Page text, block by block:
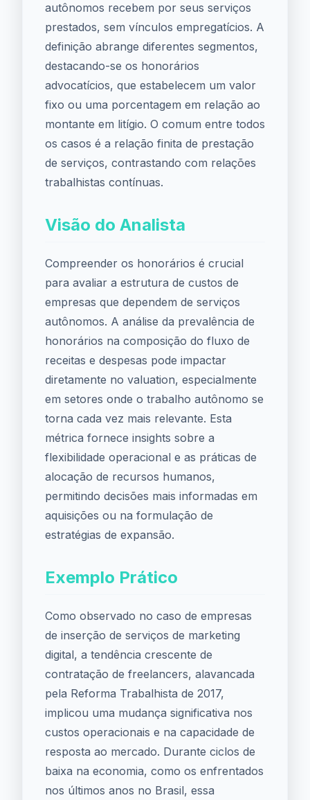
autônomos recebem por seus serviços
prestados, sem vínculos empregatícios. A
definição abrange diferentes segmentos,
destacando-se os honorários
advocatícios, que estabelecem um valor
fixo ou uma porcentagem em relação ao
montante em litígio. O comum entre todos
os casos é a relação finita de prestação
de serviços, contrastando com relações
trabalhistas contínuas.
Visão do Analista
Compreender os honorários é crucial
para avaliar a estrutura de custos de
empresas que dependem de serviços
autônomos. A análise da prevalência de
honorários na composição do fluxo de
receitas e despesas pode impactar
diretamente no valuation, especialmente
em setores onde o trabalho autônomo se
torna cada vez mais relevante. Esta
métrica fornece insights sobre a
flexibilidade operacional e as práticas de
alocação de recursos humanos,
permitindo decisões mais informadas em
aquisições ou na formulação de
estratégias de expansão.
Exemplo Prático
Como observado no caso de empresas
de inserção de serviços de marketing
digital, a tendência crescente de
contratação de freelancers, alavancada
pela Reforma Trabalhista de 2017,
implicou uma mudança significativa nos
custos operacionais e na capacidade de
resposta ao mercado. Durante ciclos de
baixa na economia, como os enfrentados
nos últimos anos no Brasil, essa